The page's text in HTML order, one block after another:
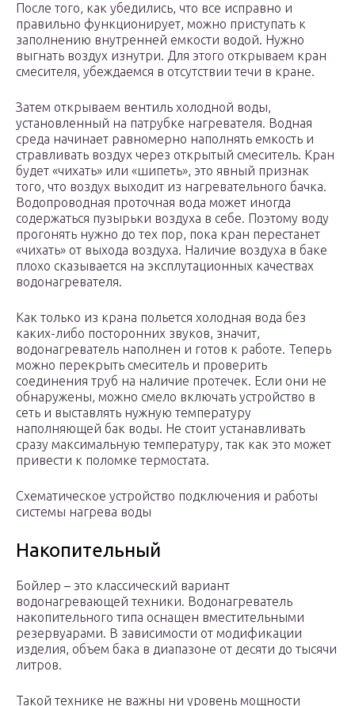
После того, как убедились, что все исправно и
правильно функционирует, можно приступать к
заполнению внутренней емкости водой. Нужно
выгнать воздух изнутри. Для этого открываем кран
смесителя, убеждаемся в отсутствии течи в кране.
Затем открываем вентиль холодной воды,
установленный на патрубке нагревателя. Водная
среда начинает равномерно наполнять емкость и
стравливать воздух через открытый смеситель. Кран
будет «чихать» или «шипеть», это явный признак
того, что воздух выходит из нагревательного бачка.
Водопроводная проточная вода может иногда
содержаться пузырьки воздуха в себе. Поэтому воду
прогонять нужно до тех пор, пока кран перестанет
«чихать» от выхода воздуха. Наличие воздуха в баке
плохо сказывается на эксплутационных качествах
водонагревателя.
Как только из крана польется холодная вода без
каких-либо посторонних звуков, значит,
водонагреватель наполнен и готов к работе. Теперь
можно перекрыть смеситель и проверить
соединения труб на наличие протечек. Если они не
обнаружены, можно смело включать устройство в
сеть и выставлять нужную температуру
наполняющей бак воды. Не стоит устанавливать
сразу максимальную температуру, так как это может
привести к поломке термостата.
Схематическое устройство подключения и работы
системы нагрева воды
Накопительный
Бойлер – это классический вариант
водонагревающей техники. Водонагреватель
накопительного типа оснащен вместительными
резервуарами. В зависимости от модификации
изделия, объем бака в диапазоне от десяти до тысячи
литров.
Такой технике не важны ни уровень мощности